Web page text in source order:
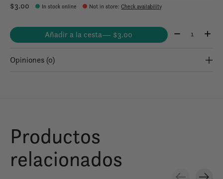
$3.00 In stock online Not in store:Check availability
Añadir a la cesta — $3.00 Cantidad:
Opiniones (0)
Productos
relacionados